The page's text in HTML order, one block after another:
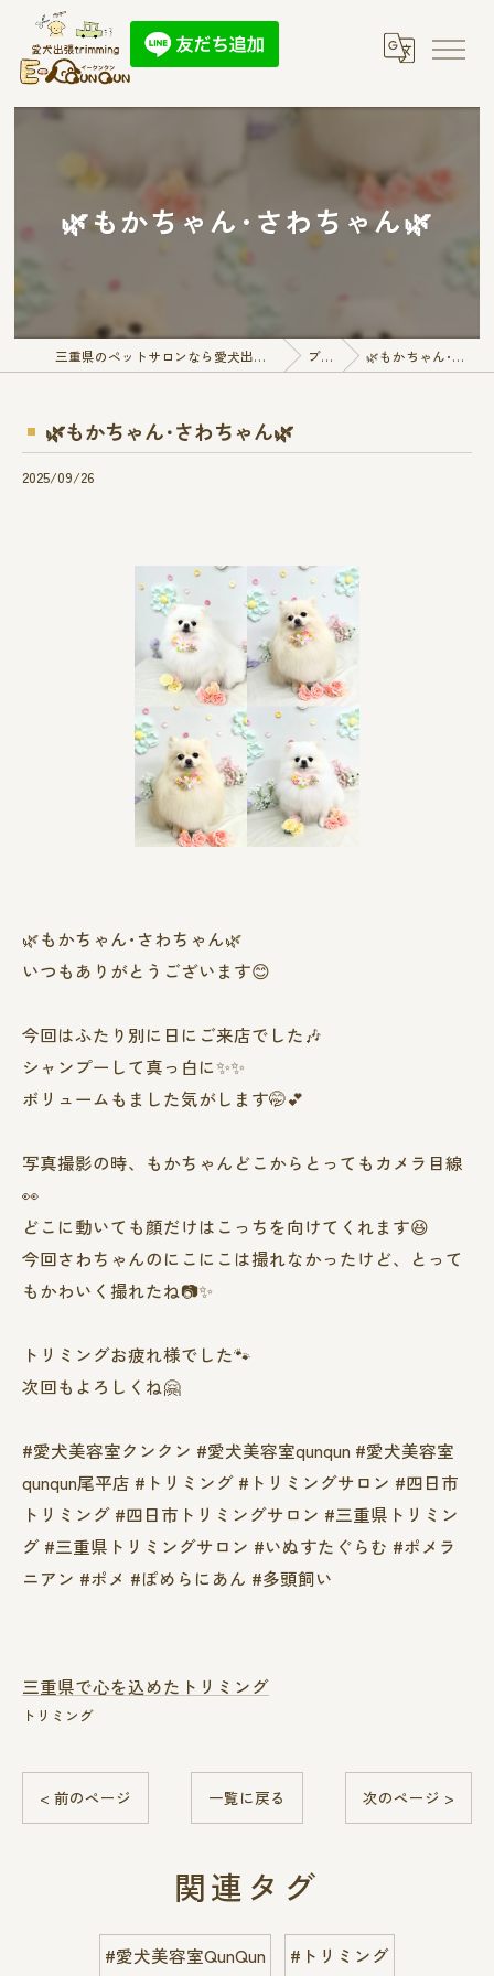
🌿‬もかちゃん･さわちゃん🌿
三重県のペットサロンなら愛犬出張トリミング E-QunQun ブログ 🌿‬もかちゃん･さわちゃん🌿
🌿‬もかちゃん･さわちゃん🌿
2025/09/26
🌿‬もかちゃん･さわちゃん🌿
いつもありがとうございます😊
今回はふたり別に日にご来店でした🎶
シャンプーして真っ白に✨✨
ボリュームもました気がします🤭💕
写真撮影の時、もかちゃんどこからとってもカメラ目線
👀
どこに動いても顔だけはこっちを向けてくれます😆
今回さわちゃんのにこにこは撮れなかったけど、とって
もかわいく撮れたね📷✨
トリミングお疲れ様でした🐾
次回もよろしくね🤗
#愛犬美容室クンクン #愛犬美容室qunqun #愛犬美容室
qunqun尾平店 #トリミング #トリミングサロン #四日市
トリミング #四日市トリミングサロン #三重県トリミン
グ #三重県トリミングサロン #いぬすたぐらむ #ポメラ
ニアン #ポメ #ぽめらにあん #多頭飼い
三重県で心を込めたトリミング
トリミング
< 前のページ 一覧に戻る 次のページ >
関連タグ
#愛犬美容室QunQun #トリミング